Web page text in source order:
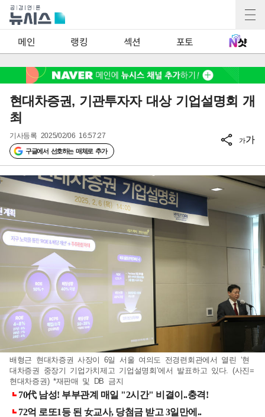
메인 랭킹 섹션 포토
현대차증권, 기관투자자 대상 기업설명회 개
최
기사등록 2025/02/06 16:57:27
구글에서 선호하는 매체로 추가
가가
배형근 현대차증권 사장이 6일 서울 여의도 전경련회관에서 열린 ‘현
대차증권 중장기 기업가치제고 기업설명회’에서 발표하고 있다. (사진=
현대차증권) *재판매 및 DB 금지